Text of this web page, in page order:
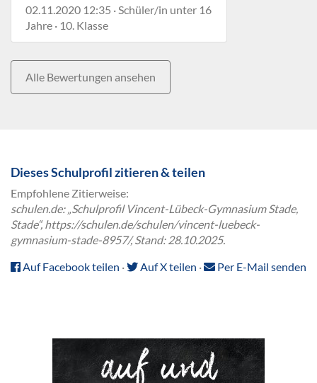
02.11.2020 12:35 · Schüler/in unter 16
Jahre · 10. Klasse
Alle Bewertungen ansehen
Dieses Schulprofil zitieren & teilen
Empfohlene Zitierweise:
schulen.de: „Schulprofil Vincent-Lübeck-Gymnasium Stade,
Stade“, https://schulen.de/schulen/vincent-luebeck-
gymnasium-stade-8957/, Stand: 28.10.2025.
Auf Facebook teilen · Auf X teilen · Per E-Mail senden